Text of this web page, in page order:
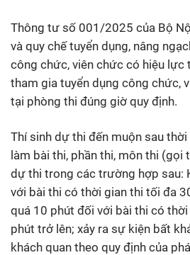
Thông tư số 001/2025 của Bộ
và quy chế tuyển dụng, nâng
công chức, viên chức có hiệu lực
tham gia tuyển dụng công chức,
tại phòng thi đúng giờ quy định.
Thí sinh dự thi đến muộn sau
làm bài thi, phần thi, môn thi
dự thi trong các trường hợp sau:
với bài thi có thời gian thi tối đa
quá 10 phút đối với bài thi có
phút trở lên; xảy ra sự kiện bất
khách quan theo quy định của